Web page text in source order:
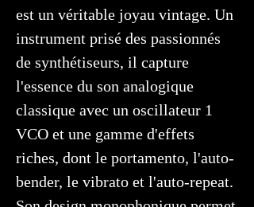
est un véritable joyau vintage. Un
instrument prisé des passionnés
de synthétiseurs, il capture
l'essence du son analogique
classique avec un oscillateur 1
VCO et une gamme d'effets
riches, dont le portamento, l'auto-
bender, le vibrato et l'auto-repeat.